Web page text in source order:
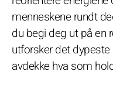
menneskene rundt
du begi deg ut på en
utforsker det
avdekke hva som